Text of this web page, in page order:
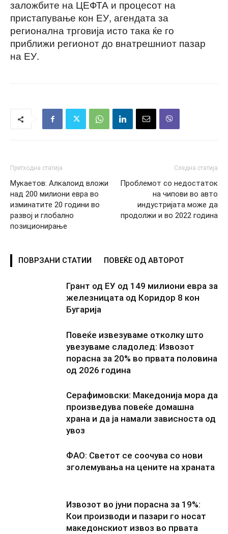
заложбите на ЦЕФТА и процесот на
пристапување кон ЕУ, агендата за
регионална трговија исто така ќе го
приближи регионот до внатрешниот пазар
на ЕУ.
Претходна статија
Мукаетов: Алкалоид вложи
над 200 милиони евра во
изминатите 20 години во
развој и глобално
позиционирање
Следна статија
Проблемот со недостаток
на чипови во авто
индустријата може да
продолжи и во 2022 година
ПОВРЗАНИ СТАТИИ ПОВЕЌЕ ОД АВТОРОТ
Грант од ЕУ од 149 милиони евра за
железницата од Коридор 8 кон
Бугарија
Повеќе извезуваме отколку што
увезуваме сладолед: Извозот
порасна за 20% во првата половина
од 2026 година
Серафимовски: Македонија мора да
произведува повеќе домашна
храна и да ја намали зависноста од
увоз
ФАО: Светот се соочува со нови
зголемувања на цените на храната
Извозот во јуни порасна за 19%:
Кои производи и пазари го носат
македонскиот извоз во првата